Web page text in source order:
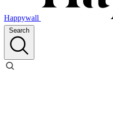
Happywall
Search